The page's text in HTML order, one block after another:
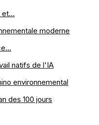
et...
moderne
natifs de l'IA
environnemental
des 100 jours